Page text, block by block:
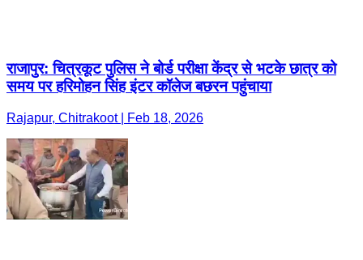
राजापुर: चित्रकूट पुलिस ने बोर्ड परीक्षा केंद्र से भटके छात्र को
समय पर हरिमोहन सिंह इंटर कॉलेज बछरन पहुंचाया
Rajapur, Chitrakoot | Feb 18, 2026